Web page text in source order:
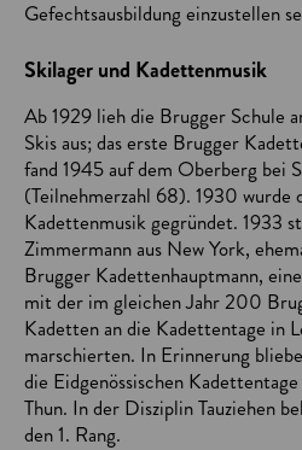
Gefechtsausbildung einzustellen
Skilager und Kadettenmusik
Ab 1929 lieh die Brugger Schule
Skis aus; das erste Brugger
fand 1945 auf dem Oberberg bei
(Teilnehmerzahl 68). 1930 wurde
Kadettenmusik gegründet. 1933
Zimmermann aus New York,
Brugger Kadettenhauptmann,
mit der im gleichen Jahr 200
Kadetten an die Kadettentage in
marschierten. In Erinnerung
die Eidgenössischen
Thun. In der Disziplin Tauziehen
den 1. Rang.